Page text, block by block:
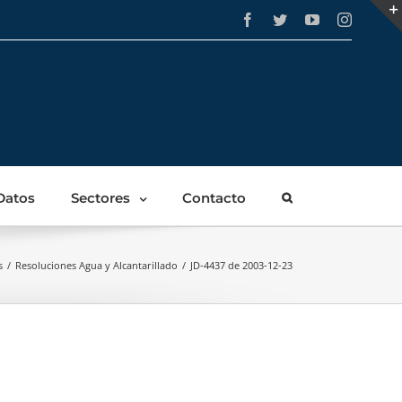
Facebook
TwitterYouTube
Sectores Contacto
/ Resoluciones Agua y Alcantarillado / JD-4437 de 2003-12-23